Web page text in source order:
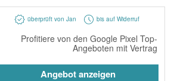
überprüft von Jan bis auf Widerruf
Profitiere von den Google Pixel Top-
Angeboten mit Vertrag
Angebot anzeigen